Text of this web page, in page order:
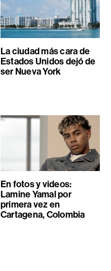
La ciudad más cara de
Estados Unidos dejó de
ser Nueva York
En fotos y videos:
Lamine Yamal por
primera vez en
Cartagena, Colombia